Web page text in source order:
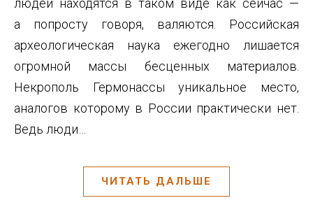
людей находятся в таком виде как сейчас —
а попросту говоря, валяются. Российская
археологическая наука ежегодно лишается
огромной массы бесценных материалов.
Некрополь Гермонассы уникальное место,
аналогов которому в России практически нет.
Ведь люди…
ЧИТАТЬ ДАЛЬШЕ